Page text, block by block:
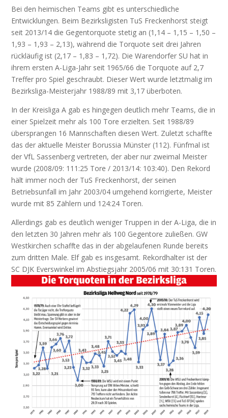
Bei den heimischen Teams gibt es unterschiedliche
Entwicklungen. Beim Bezirksligisten TuS Freckenhorst steigt
seit 2013/14 die Gegentorquote stetig an (1,14 – 1,15 – 1,50 –
1,93 – 1,93 – 2,13), während die Torquote seit drei Jahren
rückläufig ist (2,17 – 1,83 – 1,72). Die Warendorfer SU hat in
ihrem ersten A-Liga-Jahr seit 1965/66 die Torquote auf 2,7
Treffer pro Spiel geschraubt. Dieser Wert wurde letztmalig im
Bezirksliga-Meisterjahr 1988/89 mit 3,17 überboten.
In der Kreisliga A gab es hingegen deutlich mehr Teams, die in
einer Spielzeit mehr als 100 Tore erzielten. Seit 1988/89
übersprangen 16 Mannschaften diesen Wert. Zuletzt schaffte
das der aktuelle Meister Borussia Münster (112). Fünfmal ist
der VfL Sassenberg vertreten, der aber nur zweimal Meister
wurde (2008/09: 111:25 Tore / 2013/14: 103:40). Den Rekord
hält immer noch der TuS Freckenhorst, der seinen
Betriebsunfall im Jahr 2003/04 umgehend korrigierte, Meister
wurde mit 85 Zählern und 124:24 Toren.
Allerdings gab es deutlich weniger Truppen in der A-Liga, die in
den letzten 30 Jahren mehr als 100 Gegentore zuließen. GW
Westkirchen schaffte das in der abgelaufenen Runde bereits
zum dritten Male. Elf gab es insgesamt. Rekordhalter ist der
SC DJK Everswinkel im Abstiegsjahr 2005/06 mit 30:131 Toren.